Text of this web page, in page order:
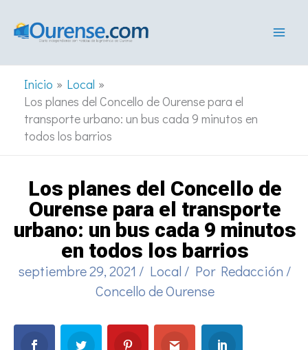
Inicio
Local
Los planes del Concello de Ourense para el
transporte urbano: un bus cada 9 minutos en
todos los barrios
Los planes del Concello de
Ourense para el transporte
urbano: un bus cada 9 minutos
en todos los barrios
septiembre 29, 2021 / Local / Por Redacción /
Concello de Ourense